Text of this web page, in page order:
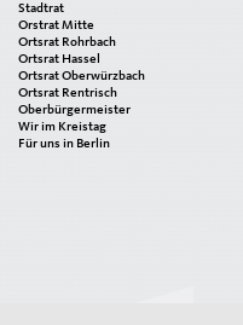
Stadtrat
Orstrat Mitte
Ortsrat Rohrbach
Ortsrat Hassel
Ortsrat Oberwürzbach
Ortsrat Rentrisch
Oberbürgermeister
Wir im Kreistag
Für uns in Berlin